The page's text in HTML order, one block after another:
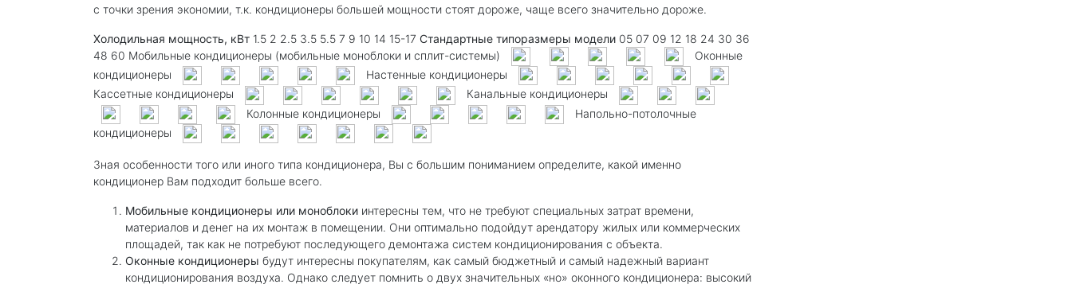
с точки зрения экономии, т.к. кондиционеры большей мощности стоят дороже, чаще всего значительно дороже.
Холодильная мощность, кВт 1.5 2 2.5 3.5 5.5 7 9 10 14 15-17 Стандартные типоразмеры модели 05 07 09 12 18 24 30 36
48 60 Мобильные кондиционеры (мобильные моноблоки и сплит-системы)
Оконные
кондиционеры
Настенные кондиционеры
Кассетные кондиционеры
Канальные кондиционеры
Колонные кондиционеры
Напольно-потолочные
кондиционеры
Зная особенности того или иного типа кондиционера, Вы с большим пониманием определите, какой именно
кондиционер Вам подходит больше всего.
Мобильные кондиционеры или моноблоки интересны тем, что не требуют специальных затрат времени,
материалов и денег на их монтаж в помещении. Они оптимально подойдут арендатору жилых или коммерческих
площадей, так как не потребуют последующего демонтажа систем кондиционирования с объекта.
Оконные кондиционеры будут интересны покупателям, как самый бюджетный и самый надежный вариант
кондиционирования воздуха. Однако следует помнить о двух значительных «но» оконного кондиционера: высокий